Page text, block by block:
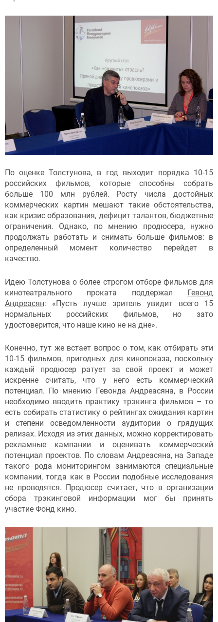
По оценке Толстунова, в год выходит порядка 10-15
российских фильмов, которые способны собрать
больше 100 млн рублей. Росту числа достойных
коммерческих картин мешают такие обстоятельства,
как кризис образования, дефицит талантов, бюджетные
ограничения. Однако, по мнению продюсера, нужно
продолжать работать и снимать больше фильмов: в
определенный момент количество перейдет в
качество.
Идею Толстунова о более строгом отборе фильмов для
кинотеатрального проката поддержал Гевонд
Андреасян: «Пусть лучше зритель увидит всего 15
нормальных российских фильмов, но зато
удостоверится, что наше кино не на дне».
Конечно, тут же встает вопрос о том, как отбирать эти
10-15 фильмов, пригодных для кинопоказа, поскольку
каждый продюсер ратует за свой проект и может
искренне считать, что у него есть коммерческий
потенциал. По мнению Гевонда Андреасяна, в России
необходимо вводить практику трэкинга фильмов – то
есть собирать статистику о рейтингах ожидания картин
и степени осведомленности аудитории о грядущих
релизах. Исходя из этих данных, можно корректировать
рекламные кампании и оценивать коммерческий
потенциал проектов. По словам Андреасяна, на Западе
такого рода мониторингом занимаются специальные
компании, тогда как в России подобные исследования
не проводятся. Продюсер считает, что в организации
сбора трэкинговой информации мог бы принять
участие Фонд кино.